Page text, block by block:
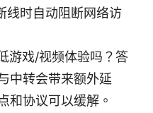
线时自动阻断网络访
游戏/视频体验吗？答
中转会带来额外延
和协议可以缓解。